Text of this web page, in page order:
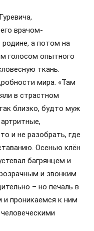
врачом-
родине, а потом на
голосом опытного
ткань.
мира. «Там
в страстном
близко, будто муж
и не разобрать, где
Осенью клён
багрянцем и
и звонким
– но печаль в
проникаемся к ним